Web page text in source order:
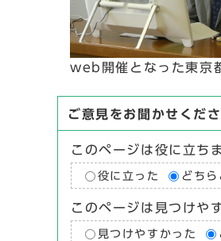
web開催となった東京
ご意見をお聞かせくだ
このページは役に立ち
役に立った どちら
このページは見つけや
見つけやすかった